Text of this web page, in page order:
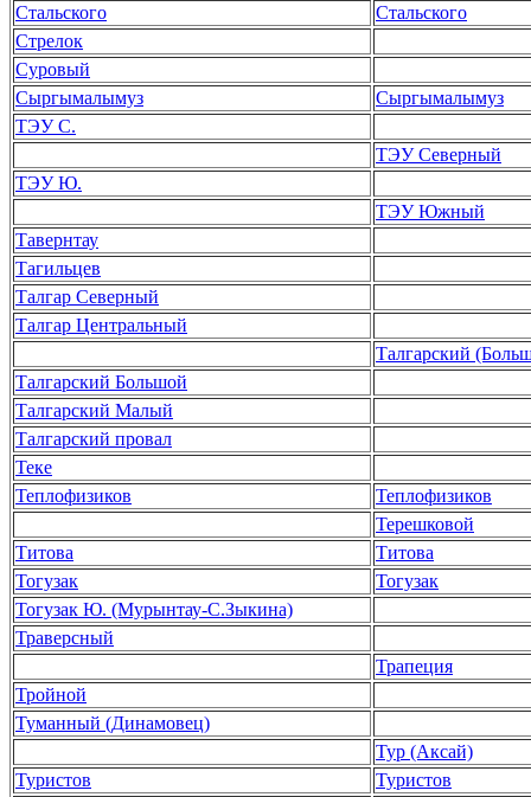
Стальского
Стальского
Стрелок
Суровый
Сыргымалымуз
Сыргымалымуз
ТЭУ С.
ТЭУ Северный
ТЭУ Ю.
ТЭУ Южный
Тавернтау
Тагильцев
Талгар Северный
Талгар Центральный
Талгарский
Талгарский Большой
Талгарский Малый
Талгарский провал
Теке
Теплофизиков
Теплофизиков
Терешковой
Титова
Титова
Тогузак
Тогузак
Тогузак Ю. (Мурынтау-С.Зыкина)
Траверсный
Трапеция
Тройной
Туманный (Динамовец)
Тур (Аксай)
Туристов
Туристов